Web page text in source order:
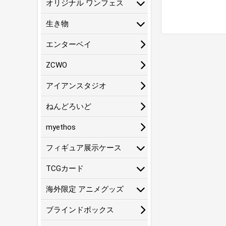
オリジナル ワンフェス
生き物
エンターベイ
ZCWO
アイアンスタジオ
ねんどろいど
myethos
フィギュア展示ケース
TCGカード
海外限定 アニメグッズ
ブラインドボックス